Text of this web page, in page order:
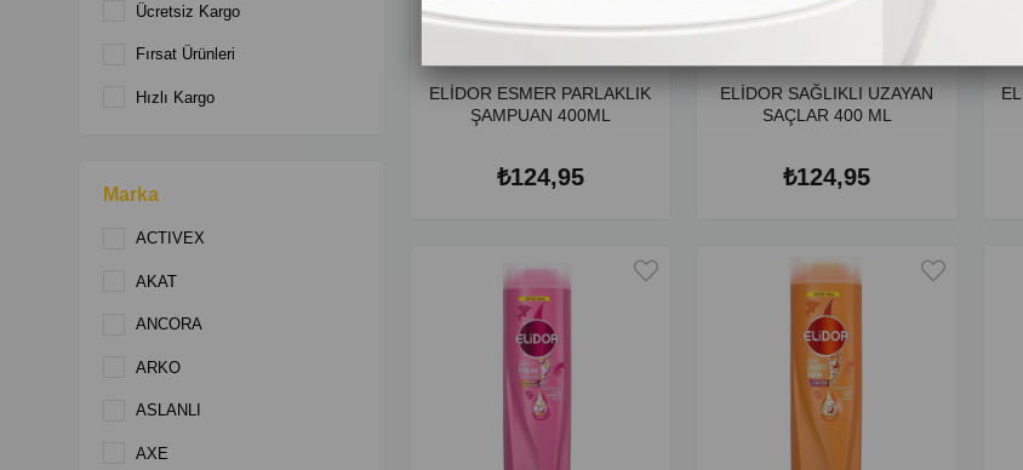
Ücretsiz Kargo
Fırsat Ürünleri
Hızlı Kargo
Marka
ACTIVEX
AKAT
ANCORA
ARKO
ASLANLI
AXE
ELİDOR ESMER PARLAKLIK
ŞAMPUAN 400ML
₺124,95
ELİDOR SAĞLIKLI UZAYAN
SAÇLAR 400 ML
₺124,95